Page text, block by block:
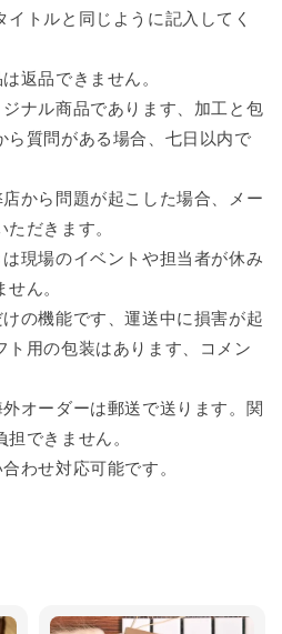
イトルと同じように記入してく
返品できません。
ナル商品であります、加工と包
ら質問がある場合、七日以内で
から問題が起こした場合、メー
だきます。
現場のイベントや担当者が休み
ん。
の機能です、運送中に損害が起
ト用の包装はあります、コメン
オーダーは郵送で送ります。関
できません。
わせ対応可能です。